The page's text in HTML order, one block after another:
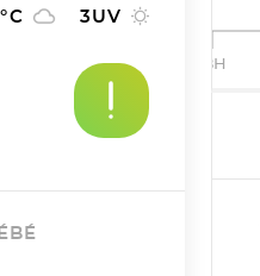
°C 3UV
18H